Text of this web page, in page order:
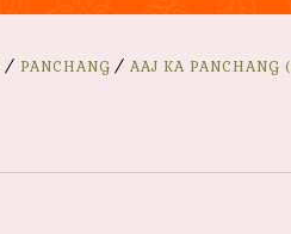
PANCHANG
AAJ KA PANCHANG